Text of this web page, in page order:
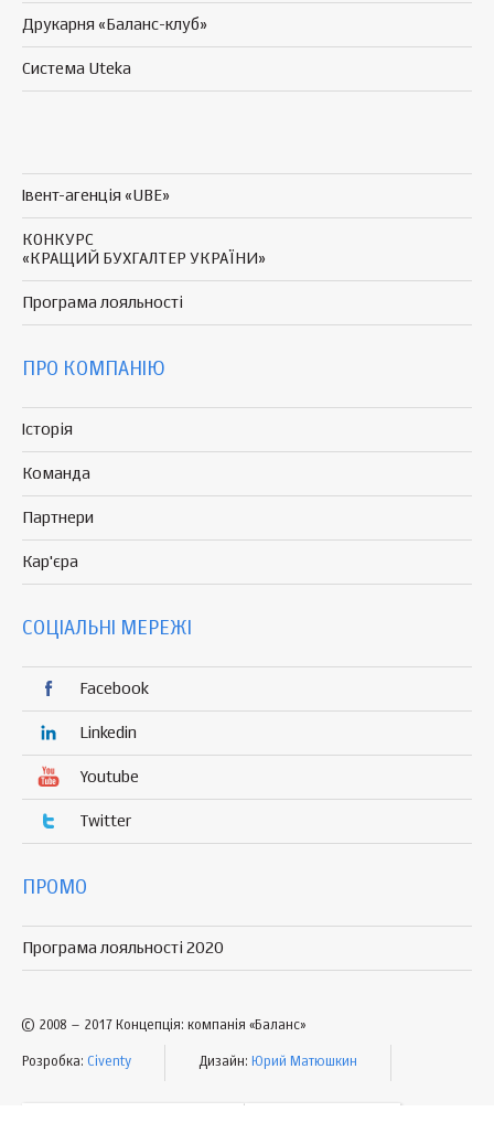
Друкарня «Баланс-клуб»
Система Uteka
Івент-агенція «UBE»
КОНКУРС
«КРАЩИЙ БУХГАЛТЕР УКРАЇНИ»
Програма лояльності
ПРО КОМПАНІЮ
Історія
Команда
Партнери
Кар'єра
СОЦІАЛЬНІ МЕРЕЖІ
Facebook
Linkedin
Youtube
Twitter
ПРОМО
Програма лояльності 2020
© 2008 – 2017 Концепція: компанія «Баланс»
Розробка: Civenty Дизайн: Юрий Матюшкин